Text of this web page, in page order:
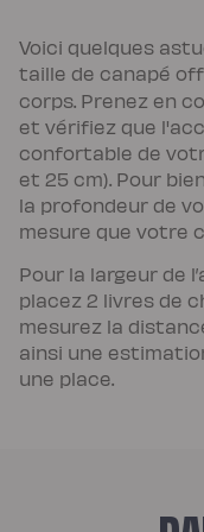
Voici quelques
taille de canapé
corps. Prenez en
et vérifiez que
confortable de
et 25 cm). Pour
la profondeur de
mesure que votre
Pour la largeur de
placez 2 livres de
mesurez la
ainsi une
une place.